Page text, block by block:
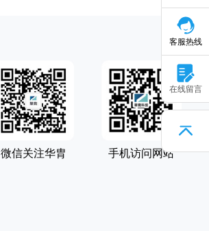
微信关注华胄 手机访问网站
客服热线
在线留言